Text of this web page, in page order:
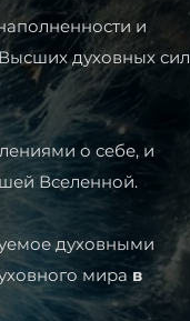
и
духовных сил
о себе, и
Вселенной.
духовными
мира в